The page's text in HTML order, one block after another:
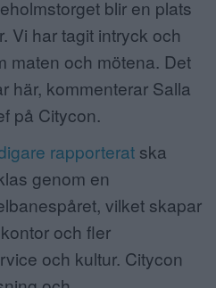
blir en plats
Vi har tagit intryck och
maten och mötena. Det
här, kommenterar Salla
på Citycon.
rapporterat ska
genom en
vilket skapar
och fler
och kultur. Citycon